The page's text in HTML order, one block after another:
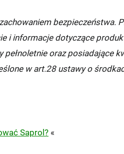
bezpieczeństwa.
i informacje dotyczące
oraz posiadające
w art.28 ustawy o
Saprol? «
11,99 zł
dzień roboczy)